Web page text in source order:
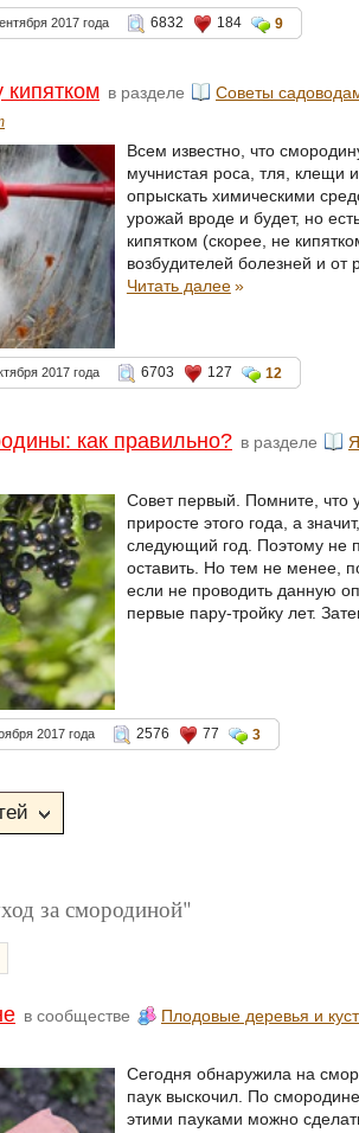
2017 года 6832 184 9
в разделе Советы
Всем известно, что
мучнистая роса, тля, клещи
опрыскать химическими
урожай вроде и будет, но
кипятком (скорее, не
возбудителей болезней и от
Читать далее»
2017 года 6703 127 12
как правильно? в разделе
Совет первый. Помните, что
приросте этого года, а
следующий год. Поэтому не
оставить. Но тем не менее,
если не проводить данную
первые пару-тройку лет.
2017 года 2576 77 3
за смородиной"
в сообществе Плодовые деревья и
Сегодня обнаружила на
паук выскочил. По
этими пауками можно